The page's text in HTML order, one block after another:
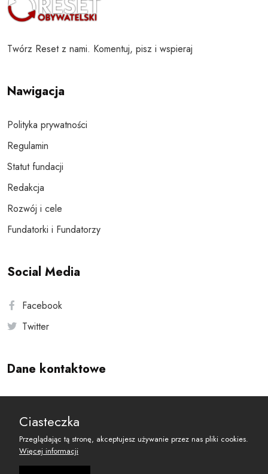
Twórz Reset z nami. Komentuj, pisz i wspieraj
Nawigacja
Polityka prywatności
Regulamin
Statut fundacji
Redakcja
Rozwój i cele
Fundatorki i Fundatorzy
Social Media
Facebook
Twitter
Dane kontaktowe
reset@resetobywatelski.pl
Ciasteczka
Przeglądając tą stronę, akceptujesz używanie przez nas pliki cookies.
Więcej informacji